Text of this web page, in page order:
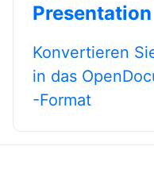
Presentation
Konvertieren
in das
-Format